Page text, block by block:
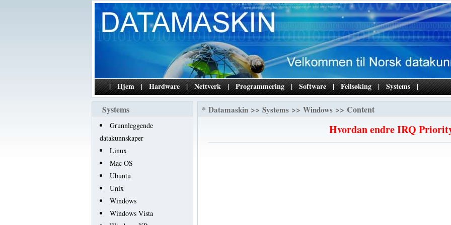
| Hjem | Hardware | Nettverk | Programmering | Software | Feilsøking | Systems |
Systems
Grunnleggende
datakunnskaper
Linux
Mac OS
Ubuntu
Unix
Windows
Windows Vista
* Datamaskin >> Systems >> Windows >> Content
Hvordan endre IRQ